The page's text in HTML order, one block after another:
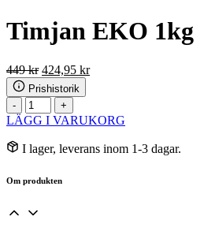
Timjan EKO 1kg
449kr Det
ursprungliga
priset
var:
449 kr.
424,95 krDet
424,95 kr.
Prishistorik
-
Timjan
EKO
mängd
+
LÄGG I VARUKORG
I lager, leverans inom 1-3 dagar.
Om produkten